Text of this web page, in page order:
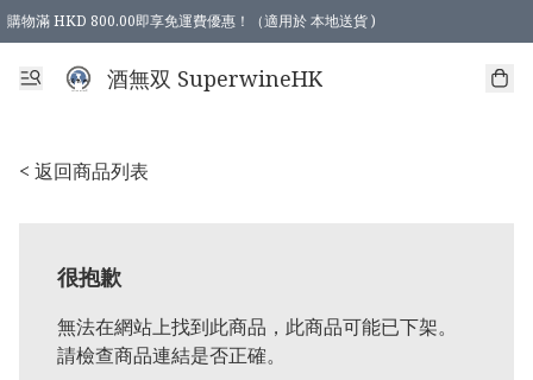
購物滿 HKD 800.00即享免運費優惠！（適用於 本地送貨 )
酒無双 SuperwineHK
< 返回商品列表
很抱歉
無法在網站上找到此商品，此商品可能已下架。
請檢查商品連結是否正確。